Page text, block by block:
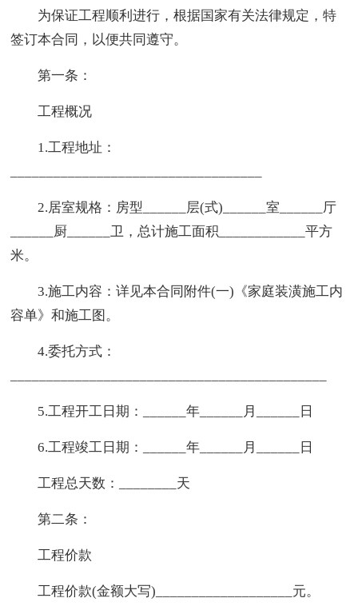
为保证工程顺利进行，根据国家有关法律规定，特
签订本合同，以便共同遵守。
第一条：
工程概况
1.工程地址：
2.居室规格：房型______层(式)______室______厅
______厨______卫，总计施工面积____________平方
米。
3.施工内容：详见本合同附件(一)《家庭装潢施工内
容单》和施工图。
4.委托方式：
5.工程开工日期：______年______月______日
6.工程竣工日期：______年______月______日
工程总天数：________天
第二条：
工程价款
工程价款(金额大写)___________________元。